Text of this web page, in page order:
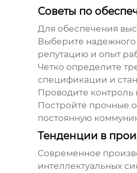
Советы по
Для обеспечения
Выберите
репутацию и опыт
Четко определите
спецификации и
Проводите контроль
Постройте прочные
постоянную
Тенденции в
Современное
интеллектуальных